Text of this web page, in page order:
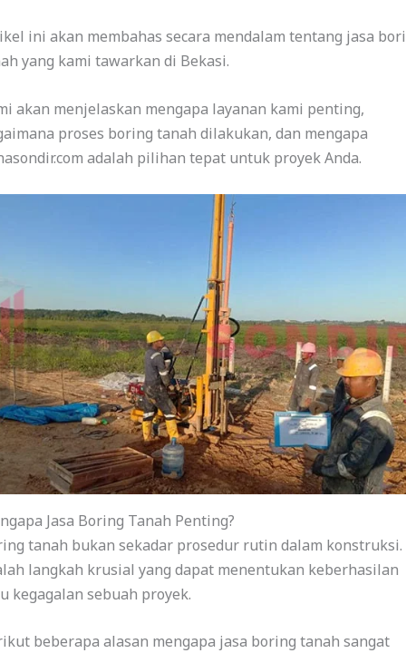
ini akan membahas secara mendalam tentang jasa
yang kami tawarkan di Bekasi.
akan menjelaskan mengapa layanan kami penting,
proses boring tanah dilakukan, dan mengapa
adalah pilihan tepat untuk proyek Anda.
Jasa Boring Tanah Penting?
tanah bukan sekadar prosedur rutin dalam
langkah krusial yang dapat menentukan keberhasilan
kegagalan sebuah proyek.
beberapa alasan mengapa jasa boring tanah sangat